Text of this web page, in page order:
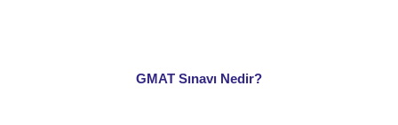
GMAT Sınavı Nedir?